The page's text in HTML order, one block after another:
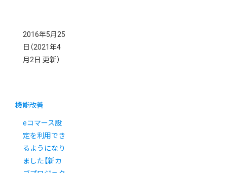
2016年5月25
日 （2021年4
月2日 更新）
機能改善
eコマース設
定を利用でき
るようになり
ました【新カ